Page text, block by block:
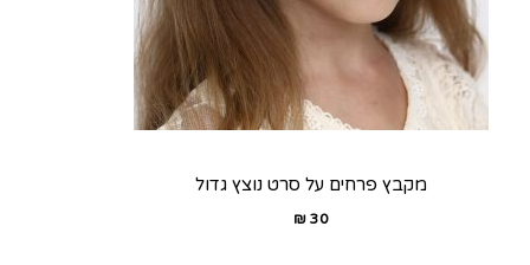
מקבץ פרחים על סרט נוצץ גדול
30
₪